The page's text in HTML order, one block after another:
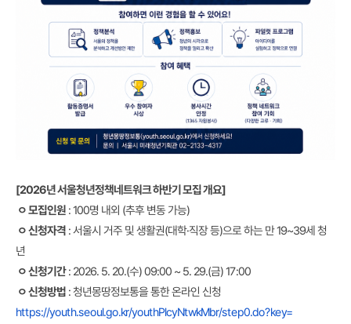
[2026년 서울청년정책네트워크 하반기 모집 개요]
ㅇ 모집인원: 100명 내외 (추후 변동 가능)
ㅇ 신청자격: 서울시 거주 및 생활권(대학·직장 등)으로 하는 만 19~39세 청
년
ㅇ 신청기간: 2026. 5. 20.(수) 09:00 ~ 5. 29.(금) 17:00
ㅇ 신청방법: 청년몽땅정보통을 통한 온라인 신청
https://youth.seoul.go.kr/youthPlcyNtwkMbr/step0.do?key=